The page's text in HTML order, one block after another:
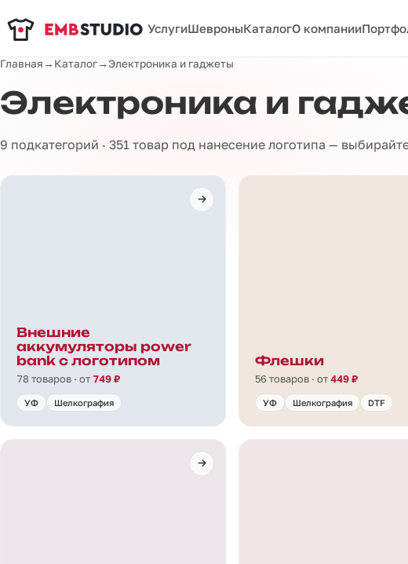
УслугиШевроныКаталогО компании
Главная→ Каталог→Электроника и гаджеты
Электроника и
9 подкатегорий · 351 товар под нанесение логотипа —
Внешние
аккумуляторы power
bank с логотипом
78 товаров · от 749 ₽
УФ Шелкография
Флешки
56 товаров · от449 ₽
УФ Шелкография DTF